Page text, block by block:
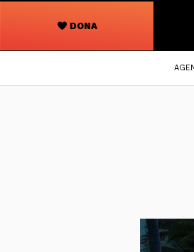
DONA